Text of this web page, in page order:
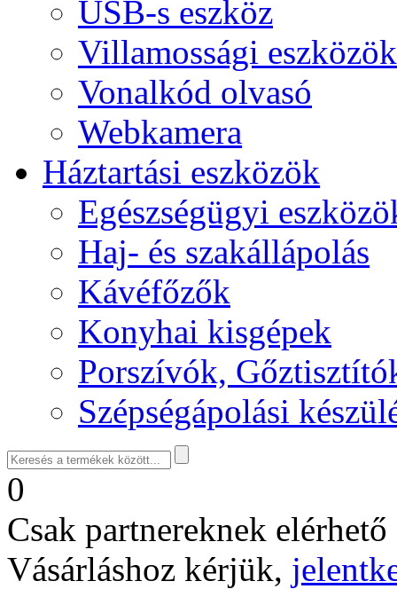
USB-s eszköz
Villamossági eszközök
Vonalkód olvasó
Webkamera
Háztartási eszközök
Egészségügyi
Haj- és szakállápolás
Kávéfőzők
Konyhai kisgépek
Porszívók,
Szépségápolási
0
Csak partnereknek
Vásárláshoz kérjük,